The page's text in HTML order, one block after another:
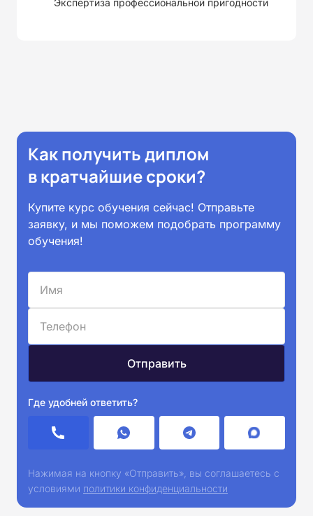
Как получить диплом
в кратчайшие сроки?
Купите курс обучения сейчас! Отправьте
заявку, и мы поможем подобрать программу
обучения!
Где удобней ответить?
Нажимая на кнопку «Отправить», вы соглашаетесь с
условиями политики конфиденциальности